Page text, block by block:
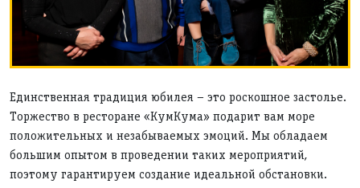
Единственная традиция юбилея – это роскошное застолье.
Торжество в ресторане «КумКума» подарит вам море
положительных и незабываемых эмоций. Мы обладаем
большим опытом в проведении таких мероприятий,
поэтому гарантируем создание идеальной обстановки.